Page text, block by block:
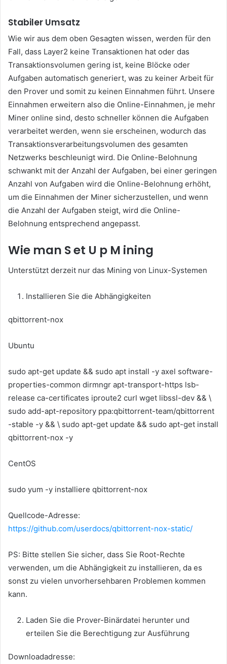
Stabiler Umsatz
Wie wir aus dem oben Gesagten wissen, werden für den
Fall, dass Layer2 keine Transaktionen hat oder das
Transaktionsvolumen gering ist, keine Blöcke oder
Aufgaben automatisch generiert, was zu keiner Arbeit für
den Prover und somit zu keinen Einnahmen führt. Unsere
Einnahmen erweitern also die Online-Einnahmen, je mehr
Miner online sind, desto schneller können die Aufgaben
verarbeitet werden, wenn sie erscheinen, wodurch das
Transaktionsverarbeitungsvolumen des gesamten
Netzwerks beschleunigt wird. Die Online-Belohnung
schwankt mit der Anzahl der Aufgaben, bei einer geringen
Anzahl von Aufgaben wird die Online-Belohnung erhöht,
um die Einnahmen der Miner sicherzustellen, und wenn
die Anzahl der Aufgaben steigt, wird die Online-
Belohnung entsprechend angepasst.
Wie man Set U p M ining
Unterstützt derzeit nur das Mining von Linux-Systemen
Installieren Sie die Abhängigkeiten
qbittorrent-nox
Ubuntu
sudo apt-get update && sudo apt install -y axel software-
properties-common dirmngr apt-transport-https lsb-
release ca-certificates iproute2 curl wget libssl-dev && \
sudo add-apt-repository ppa:qbittorrent-team/qbittorrent
-stable -y && \ sudo apt-get update && sudo apt-get install
qbittorrent-nox -y
CentOS
sudo yum -y installiere qbittorrent-nox
Quellcode-Adresse:
https://github.com/userdocs/qbittorrent-nox-static/
PS: Bitte stellen Sie sicher, dass Sie Root-Rechte
verwenden, um die Abhängigkeit zu installieren, da es
sonst zu vielen unvorhersehbaren Problemen kommen
kann.
Laden Sie die Prover-Binärdatei herunter und
erteilen Sie die Berechtigung zur Ausführung
Downloadadresse: